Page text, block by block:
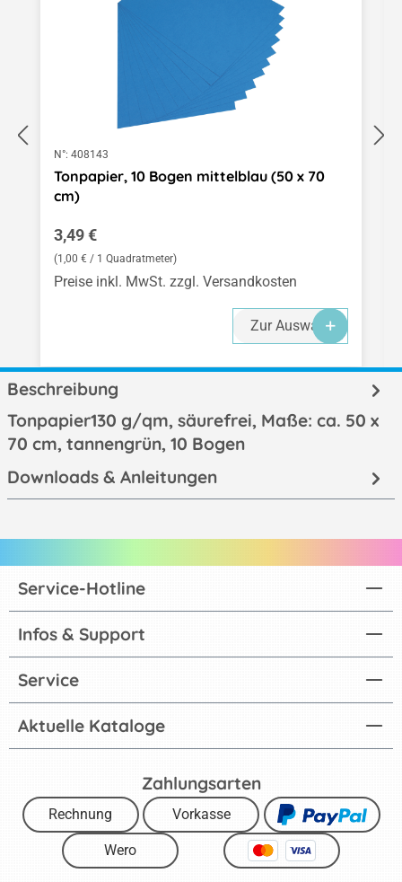
N°: 408143
Tonpapier, 10 Bogen mittelblau (50 x 70
cm)
Regulärer Preis:
3,49 €
(1,00 € / 1 Quadratmeter)
Preise inkl. MwSt. zzgl. Versandkosten
Zur Auswahl
Beschreibung
Tonpapier130 g/qm, säurefrei, Maße: ca. 50 x
70 cm, tannengrün, 10 Bogen
Downloads & Anleitungen
Aktuelle Kataloge
Service-Hotline
Infos & Support
Service
Zahlungsarten
Rechnung Vorkasse
Wero